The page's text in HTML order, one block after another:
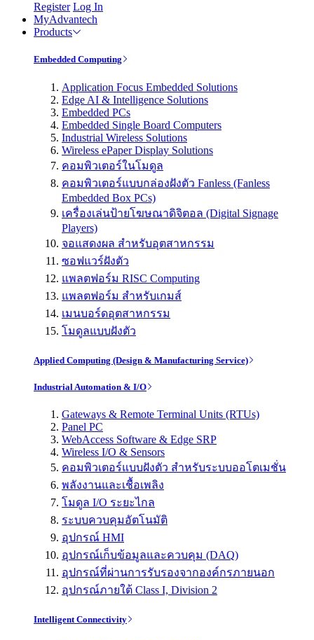
Register Log In
MyAdvantech
Products
Embedded Computing
Application Focus Embedded Solutions
Edge AI & Intelligence Solutions
Embedded PCs
Embedded Single Board Computers
Industrial Wireless Solutions
Wireless ePaper Display Solutions
คอมพิวเตอร์ในโมดูล
คอมพิวเตอร์แบบกล่องฝังตัว Fanless (Fanless
Embedded Box PCs)
เครื่องเล่นป้ายโฆษณาดิจิตอล (Digital Signage
Players)
จอแสดงผล สำหรับอุตสาหกรรม
ซอฟแวร์ฝังตัว
แพลตฟอร์ม RISC Computing
แพลตฟอร์ม สำหรับเกมส์
เมนบอร์ดอุตสาหกรรม
โมดูลแบบฝังตัว
Applied Computing (Design & Manufacturing Service)
Industrial Automation & I/O
Gateways & Remote Terminal Units (RTUs)
Panel PC
WebAccess Software & Edge SRP
Wireless I/O & Sensors
คอมพิวเตอร์แบบฝังตัว สำหรับระบบออโตเมชั่น
พลังงานและเชื้อเพลิง
โมดูล I/O ระยะไกล
ระบบควบคุมอัตโนมัติ
อุปกรณ์ HMI
อุปกรณ์เก็บข้อมูลและควบคุม (DAQ)
อุปกรณ์ที่ผ่านการรับรองจากองค์กรภายนอก
อุปกรณ์ภายใต้ Class I, Division 2
Intelligent Connectivity